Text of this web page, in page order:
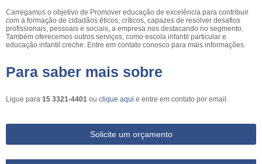
Carregamos o objetivo de Promover educação de excelência para contribuir
com a formação de cidadãos éticos, críticos, capazes de resolver desafios
profissionais, pessoais e sociais, a empresa nos destacando no segmento.
Também oferecemos outros serviços, como escola infantil particular e
educação infantil creche. Entre em contato conosco para mais informações.
Para saber mais sobre
Ligue para 15 3321-4401 ou clique aqui e entre em contato por email.
Solicite um orçamento